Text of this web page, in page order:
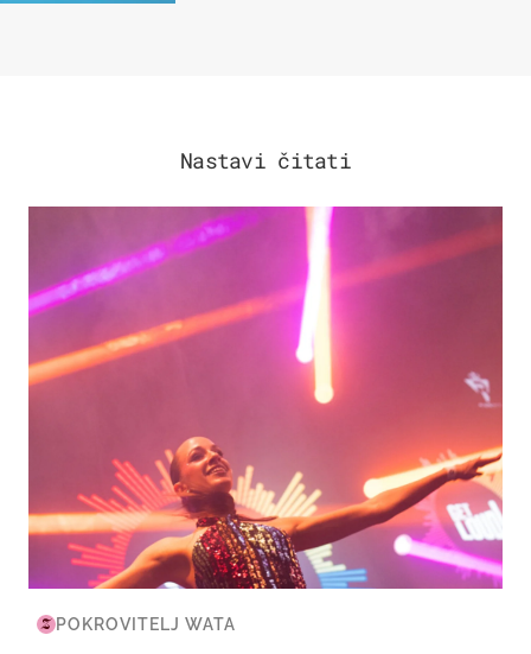
Nastavi čitati
KULTURA & ZABAVA
POKROVITELJ WATA